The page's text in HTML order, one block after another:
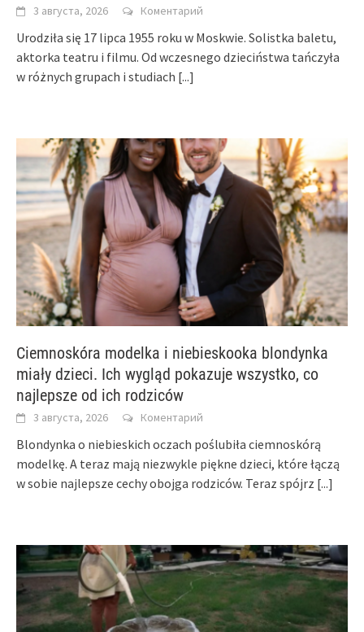
3 августа, 2026 Коментарий
Urodziła się 17 lipca 1955 roku w Moskwie. Solistka baletu,
aktorka teatru i filmu. Od wczesnego dzieciństwa tańczyła
w różnych grupach i studiach [...]
Ciemnoskóra modelka i niebieskooka blondynka
miały dzieci. Ich wygląd pokazuje wszystko, co
najlepsze od ich rodziców
3 августа, 2026 Коментарий
Blondynka o niebieskich oczach poślubiła ciemnoskórą
modelkę. A teraz mają niezwykle piękne dzieci, które łączą
w sobie najlepsze cechy obojga rodziców. Teraz spójrz [...]